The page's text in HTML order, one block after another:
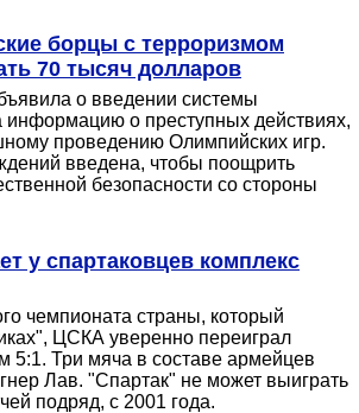
борцы с терроризмом
70 тысяч долларов
о введении системы
информацию о преступных действиях,
проведению Олимпийских игр.
введена, чтобы поощрить
безопасности со стороны
у спартаковцев комплекс
чемпионата страны, который
ЦСКА уверенно переиграл
5:1. Три мяча в составе армейцев
Лав. "Спартак" не может выиграть
подряд, с 2001 года.